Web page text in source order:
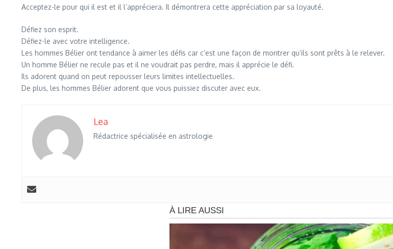
Acceptez-le pour qui il est et il l’appréciera. Il démontrera cette appréciation par sa loyauté.
Défiez son esprit.
Défiez-le avec votre intelligence.
Les hommes Bélier ont tendance à aimer les défis car c’est une façon de montrer qu’ils sont prêts à le relever.
Un homme Bélier ne recule pas et il ne voudrait pas perdre, mais il apprécie le défi.
Ils adorent quand on peut repousser leurs limites intellectuelles.
De plus, les hommes Bélier adorent que vous puissiez discuter avec eux.
Lea
Rédactrice spécialisée en astrologie